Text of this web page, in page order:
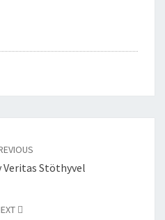
Veritas Stöthyvel